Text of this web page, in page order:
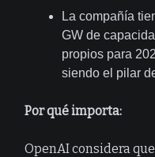
La compañía
GW de
propios para
siendo el pilar
Por qué importa:
OpenAI considera